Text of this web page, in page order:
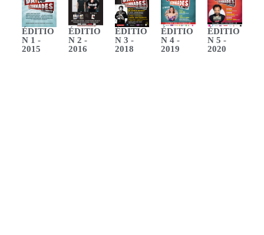
ÉDITIO
N 1 -
2015
ÉDITIO
N 2 -
2016
ÉDITIO
N 3 -
2018
ÉDITIO
N 4 -
2019
ÉDITIO
N 5 -
2020